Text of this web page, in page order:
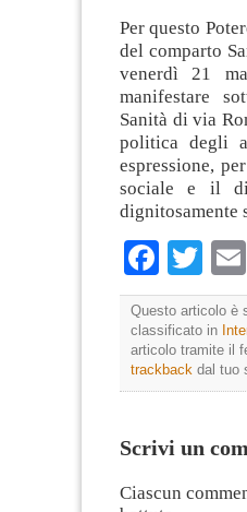
Per questo
del comparto
venerdì 21
manifestare
Sanità di via
politica degli
espressione,
sociale e il
dignitosamente
Questo articolo è
classificato in
articolo tramite il
trackback dal tuo
Scrivi un
Ciascun